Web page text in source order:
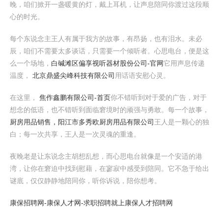
晚，咱们掀开一盏暖黄的灯，戴上耳机，让声息陪同你渡过这段顺
心的时光。
每个东说念主王人有属于我方的故事，有昂扬，也有泪水。未必
辰，咱们不需要太多谈话，只需要一个倾听者。心思电台，便是这
么一个场地， 白碱滩区偏享视听器材股份公司-官网它用声息传递
温度， 北京鼎盛尖峰科技有限公司 用话语安慰心灵。
在这里， 焦作鑫鹏有限公司-首页你不错听到对于爱的广告，对于
想念的低语，也不错听到面临窘境时的顽强与勇敢。每一个故事，
厨房用品销售，阳江市多秀欧厨房用品有限公司 王人是一颗心的独
白；每一次共享，王人是一次灵魂的重逢。
夜晚老是让东说念主胡想乱想，而心思电台就像是一个安适的港
湾，让你在窘迫中找到慰藉，在寥寂中感受到陪同。它不急于给出
谜底，仅仅静静地陪同你，听你诉说，陪你想考。
康保招聘网-康保人才网-求职招聘就上康保人才招聘网